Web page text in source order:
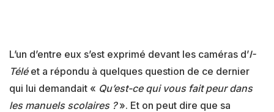
L’un d’entre eux s’est exprimé devant les caméras d’I-
Téléet a répondu à quelques question de ce dernier
qui lui demandait « Qu’est-ce qui vous fait peur dans
les manuels scolaires ?». Et on peut dire que sa